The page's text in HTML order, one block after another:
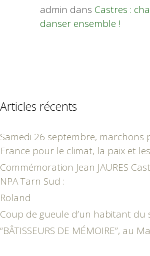
admin dans Castres :
danser ensemble !
Articles récents
Samedi 26 septembre, marchons
France pour le climat, la paix et
Commémoration Jean JAURES
NPA Tarn Sud :
Roland
Coup de gueule d’un habitant du
“BÂTISSEURS DE MÉMOIRE”, au